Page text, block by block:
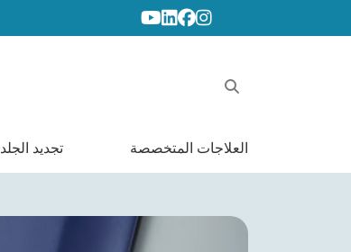
Instagram
Facebook
Linkedin
Youtube
البحث
العلاجات المتخصصة تجديد الجلد